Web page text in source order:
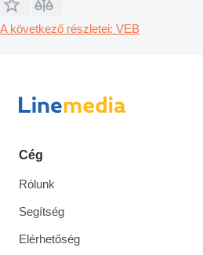
A következő részletei: VEB
Cég
Rólunk
Segítség
Elérhetőség